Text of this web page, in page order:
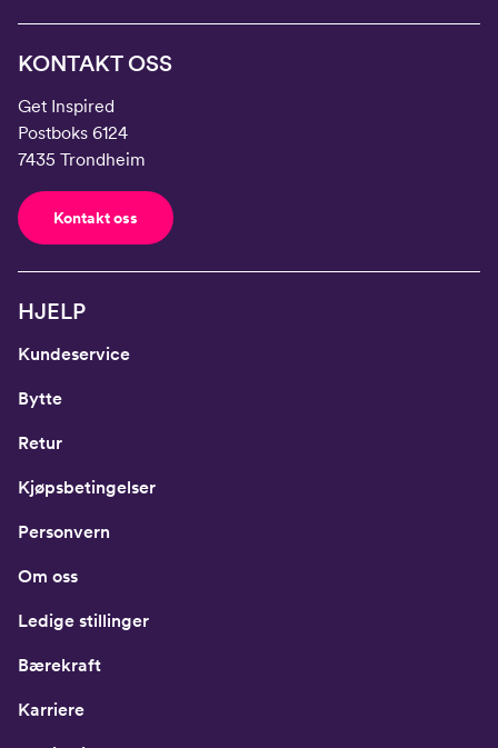
KONTAKT OSS
Get Inspired
Postboks 6124
7435 Trondheim
Kontakt oss
HJELP
Kundeservice
Bytte
Retur
Kjøpsbetingelser
Personvern
Om oss
Ledige stillinger
Bærekraft
Karriere